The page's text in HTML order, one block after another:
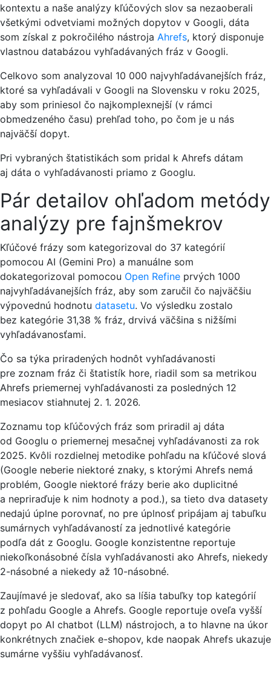
kontextu a naše analýzy kľúčových slov sa nezaoberali
všetkými odvetviami možných dopytov v Googli, dáta
som získal z pokročilého nástroja Ahrefs, ktorý disponuje
vlastnou databázou vyhľadávaných fráz v Googli.
Celkovo som analyzoval 10 000 najvyhľadávanejších fráz,
ktoré sa vyhľadávali v Googli na Slovensku v roku 2025,
aby som priniesol čo najkomplexnejší (v rámci
obmedzeného času) prehľad toho, po čom je u nás
najväčší dopyt.
Pri vybraných štatistikách som pridal k Ahrefs dátam
aj dáta o vyhľadávanosti priamo z Googlu.
Pár detailov ohľadom metódy
analýzy pre fajnšmekrov
Kľúčové frázy som kategorizoval do 37 kategórií
pomocou AI (Gemini Pro) a manuálne som
dokategorizoval pomocou Open Refine prvých 1000
najvyhľadávanejších fráz, aby som zaručil čo najväčšiu
výpovednú hodnotu datasetu. Vo výsledku zostalo
bez kategórie 31,38 % fráz, drvivá väčšina s nižšími
vyhľadávanosťami.
Čo sa týka priradených hodnôt vyhľadávanosti
pre zoznam fráz či štatistík hore, riadil som sa metrikou
Ahrefs priemernej vyhľadávanosti za posledných 12
mesiacov stiahnutej 2. 1. 2026.
Zoznamu top kľúčových fráz som priradil aj dáta
od Googlu o priemernej mesačnej vyhľadávanosti za rok
2025. Kvôli rozdielnej metodike pohľadu na kľúčové slová
(Google neberie niektoré znaky, s ktorými Ahrefs nemá
problém, Google niektoré frázy berie ako duplicitné
a nepriraďuje k nim hodnoty a pod.), sa tieto dva datasety
nedajú úplne porovnať, no pre úplnosť pripájam aj tabuľku
sumárnych vyhľadávaností za jednotlivé kategórie
podľa dát z Googlu. Google konzistentne reportuje
niekoľkonásobné čísla vyhľadávanosti ako Ahrefs, niekedy
2-násobné a niekedy až 10-násobné.
Zaujímavé je sledovať, ako sa líšia tabuľky top kategórií
z pohľadu Google a Ahrefs. Google reportuje oveľa vyšší
dopyt po AI chatbot (LLM) nástrojoch, a to hlavne na úkor
konkrétnych značiek e-shopov, kde naopak Ahrefs ukazuje
sumárne vyššiu vyhľadávanosť.